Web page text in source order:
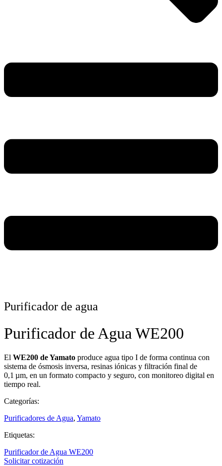
Purificador de agua
Purificador de Agua WE200
El WE200 de Yamato produce agua tipo I de forma continua con
sistema de ósmosis inversa, resinas iónicas y filtración final de
0,1 µm, en un formato compacto y seguro, con monitoreo digital en
tiempo real.
Categorías:
Purificadores de Agua, Yamato
Etiquetas:
Purificador de Agua WE200
Solicitar cotización